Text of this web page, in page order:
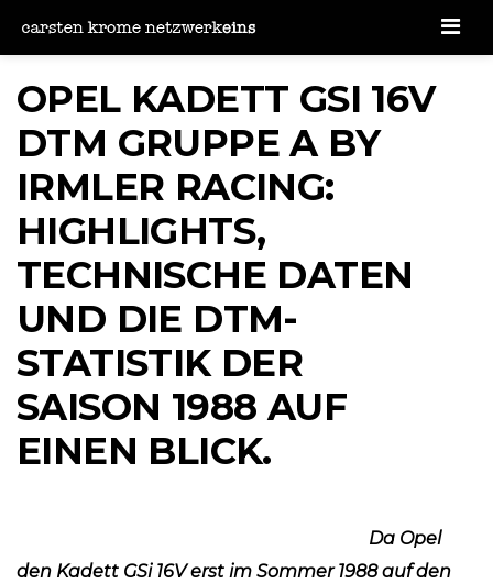
OPEL KADETT GSI 16V
DTM GRUPPE A BY
IRMLER RACING:
HIGHLIGHTS,
TECHNISCHE DATEN
UND DIE DTM-
STATISTIK DER
SAISON 1988 AUF
EINEN BLICK.
Da Opel
den Kadett GSi 16V erst im Sommer 1988 auf den